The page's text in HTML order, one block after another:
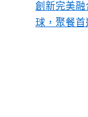
創新完美
球，聚餐首